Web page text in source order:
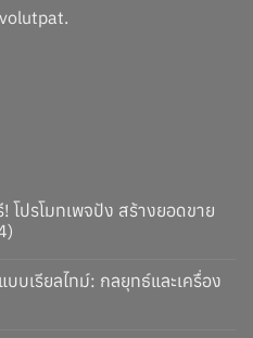
โปรโมทเพจปัง สร้างยอดขาย
บเรียลไทม์: กลยุทธ์และเครื่อง